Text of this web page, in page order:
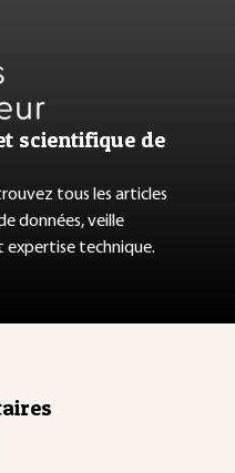
scientifique de
tous les articles
données, veille
technique.